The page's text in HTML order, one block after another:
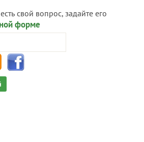
свой вопрос, задайте его
форме